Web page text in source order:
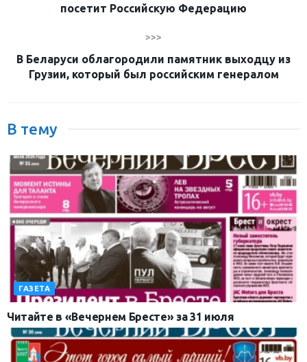
посетит Российскую Федерацию
>>>
В Беларуси облагородили памятник выходцу из
Грузии, который был российским генералом
В тему
ГАЗЕТА
Читайте в «Вечернем Бресте» за 31 июля